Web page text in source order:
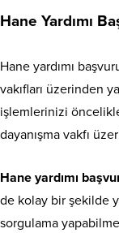
Hane Yardımı
Hane yardımı
vakıfları üzerinden
işlemlerinizi
dayanışma vakfı
Hane yardımı
de kolay bir şekilde
sorgulama